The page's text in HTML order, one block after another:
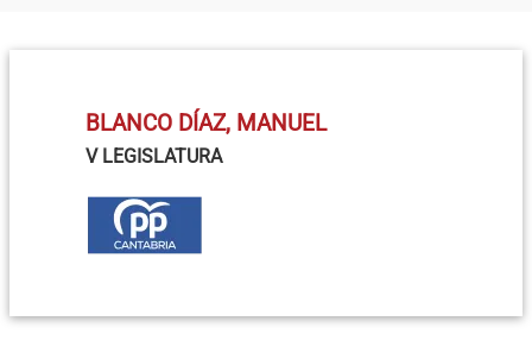
BLANCO DÍAZ, MANUEL
V LEGISLATURA